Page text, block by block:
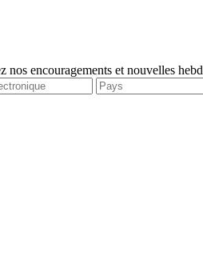
nos encouragements et nouvelles